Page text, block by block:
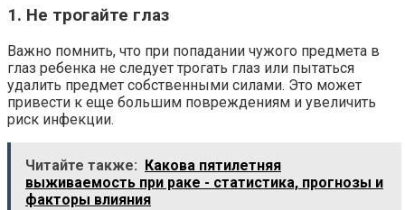
1. Не трогайте глаз
Важно помнить, что при попадании чужого предмета в
глаз ребенка не следует трогать глаз или пытаться
удалить предмет собственными силами. Это может
привести к еще большим повреждениям и увеличить
риск инфекции.
Читайте также: Какова пятилетняя
выживаемость при раке - статистика, прогнозы и
факторы влияния